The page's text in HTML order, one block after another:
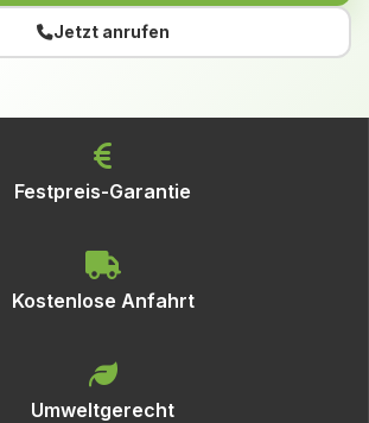
Jetzt anrufen
Festpreis-Garantie
Kostenlose Anfahrt
Umweltgerecht